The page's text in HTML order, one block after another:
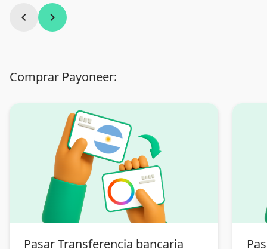
chevron_left chevron_right
Comprar Payoneer:
Pasar Transferencia bancaria